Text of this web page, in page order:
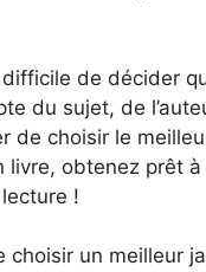
de décider
du sujet, de
de choisir le
livre, obtenez prêt
!
un meilleur